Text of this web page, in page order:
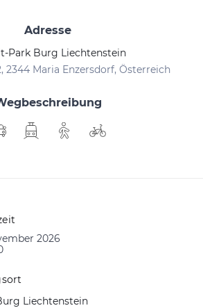
Adresse
Park Burg Liechtenstein
2344 Maria Enzersdorf, Österreich
2026
Liechtenstein